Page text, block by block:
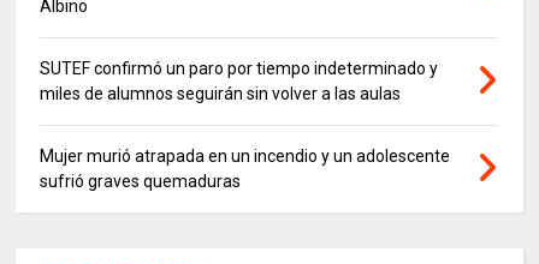
Albino
SUTEF confirmó un paro por tiempo indeterminado y
miles de alumnos seguirán sin volver a las aulas
Mujer murió atrapada en un incendio y un adolescente
sufrió graves quemaduras